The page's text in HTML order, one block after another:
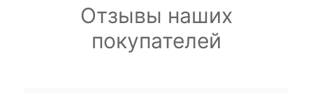
Отзывы наших
покупателей